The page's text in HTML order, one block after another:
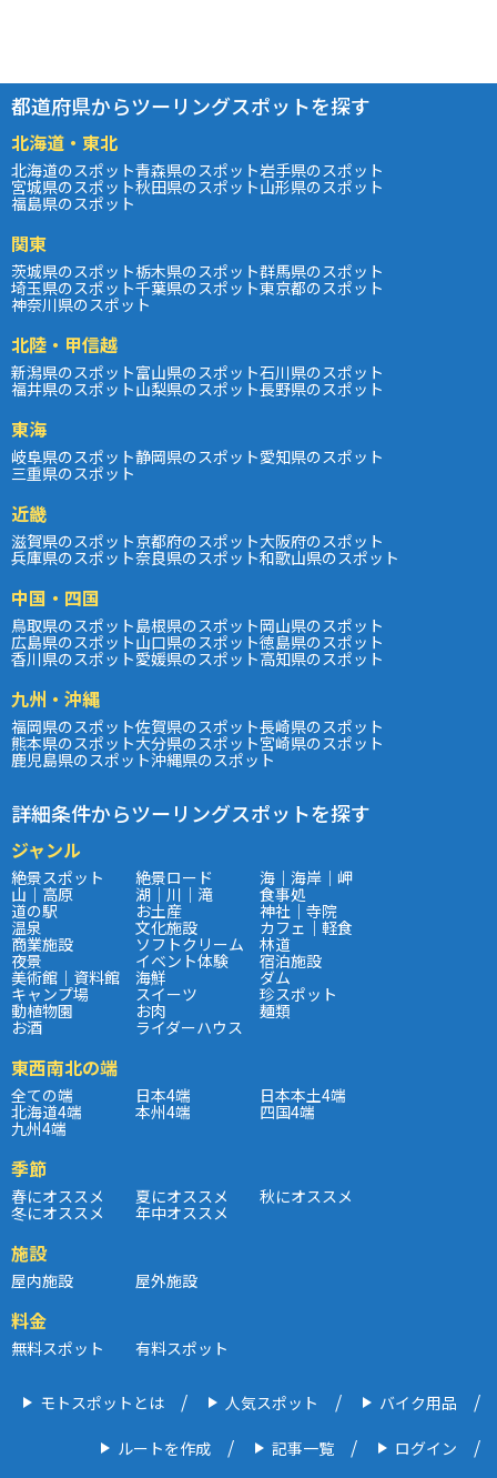
都道府県からツーリングスポットを探す
北海道・東北
北海道のスポット青森県のスポット岩手県のスポット
宮城県のスポット秋田県のスポット山形県のスポット
福島県のスポット
関東
茨城県のスポット栃木県のスポット群馬県のスポット
埼玉県のスポット千葉県のスポット東京都のスポット
神奈川県のスポット
北陸・甲信越
新潟県のスポット富山県のスポット石川県のスポット
福井県のスポット山梨県のスポット長野県のスポット
東海
岐阜県のスポット静岡県のスポット愛知県のスポット
三重県のスポット
近畿
滋賀県のスポット京都府のスポット大阪府のスポット
兵庫県のスポット奈良県のスポット和歌山県のスポット
中国・四国
鳥取県のスポット島根県のスポット岡山県のスポット
広島県のスポット山口県のスポット徳島県のスポット
香川県のスポット愛媛県のスポット高知県のスポット
九州・沖縄
福岡県のスポット佐賀県のスポット長崎県のスポット
熊本県のスポット大分県のスポット宮崎県のスポット
鹿児島県のスポット沖縄県のスポット
詳細条件からツーリングスポットを探す
ジャンル
絶景スポット 絶景ロード 海｜海岸｜岬
山｜高原 湖｜川｜滝 食事処
道の駅 お土産 神社｜寺院
温泉 文化施設 カフェ｜軽食
商業施設 ソフトクリーム 林道
夜景 イベント体験 宿泊施設
美術館｜資料館 海鮮 ダム
キャンプ場 スイーツ 珍スポット
動植物園 お肉 麺類
お酒 ライダーハウス
東西南北の端
全ての端 日本4端 日本本土4端
北海道4端 本州4端 四国4端
九州4端
季節
春にオススメ 夏にオススメ 秋にオススメ
冬にオススメ 年中オススメ
施設
屋内施設 屋外施設
料金
無料スポット 有料スポット
モトスポットとは 人気スポット バイク用品
ルートを作成 記事一覧 ログイン